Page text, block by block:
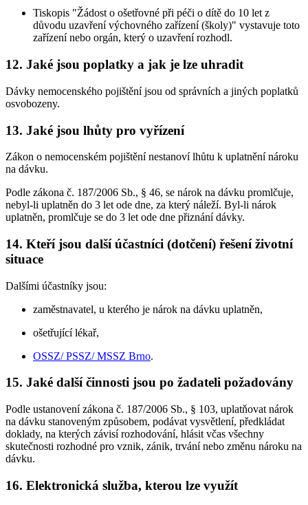
Tiskopis "Žádost o ošetřovné při péči o dítě do 10 let z
důvodu uzavření výchovného zařízení (školy)" vystavuje toto
zařízení nebo orgán, který o uzavření rozhodl.
12. Jaké jsou poplatky a jak je lze uhradit
Dávky nemocenského pojištění jsou od správních a jiných poplatků
osvobozeny.
13. Jaké jsou lhůty pro vyřízení
Zákon o nemocenském pojištění nestanoví lhůtu k uplatnění nároku
na dávku.
Podle zákona č. 187/2006 Sb., § 46, se nárok na dávku promlčuje,
nebyl-li uplatněn do 3 let ode dne, za který náleží. Byl-li nárok
uplatněn, promlčuje se do 3 let ode dne přiznání dávky.
14. Kteří jsou další účastníci (dotčení) řešení životní
situace
Dalšími účastníky jsou:
zaměstnavatel, u kterého je nárok na dávku uplatněn,
ošetřující lékař,
OSSZ/ PSSZ/ MSSZ Brno.
15. Jaké další činnosti jsou po žadateli požadovány
Podle ustanovení zákona č. 187/2006 Sb., § 103, uplatňovat nárok
na dávku stanoveným způsobem, podávat vysvětlení, předkládat
doklady, na kterých závisí rozhodování, hlásit včas všechny
skutečnosti rozhodné pro vznik, zánik, trvání nebo změnu nároku na
dávku.
16. Elektronická služba, kterou lze využít